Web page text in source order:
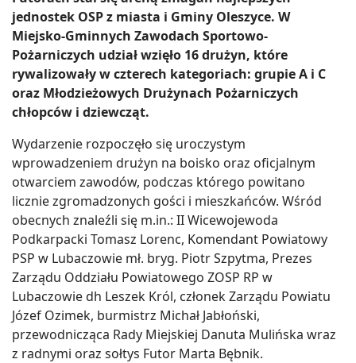
jednostek OSP z miasta i Gminy Oleszyce. W
Miejsko-Gminnych Zawodach Sportowo-
Pożarniczych udział wzięło 16 drużyn, które
rywalizowały w czterech kategoriach: grupie A i C
oraz Młodzieżowych Drużynach Pożarniczych
chłopców i dziewcząt.
Wydarzenie rozpoczęło się uroczystym
wprowadzeniem drużyn na boisko oraz oficjalnym
otwarciem zawodów, podczas którego powitano
licznie zgromadzonych gości i mieszkańców. Wśród
obecnych znaleźli się m.in.: II Wicewojewoda
Podkarpacki Tomasz Lorenc, Komendant Powiatowy
PSP w Lubaczowie mł. bryg. Piotr Szpytma, Prezes
Zarządu Oddziału Powiatowego ZOSP RP w
Lubaczowie dh Leszek Król, członek Zarządu Powiatu
Józef Ozimek, burmistrz Michał Jabłoński,
przewodnicząca Rady Miejskiej Danuta Mulińska wraz
z radnymi oraz sołtys Futor Marta Bębnik.